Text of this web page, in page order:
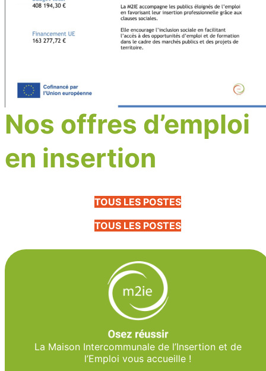
Nos offres d’emploi
en insertion
TOUS LES POSTES
TOUS LES POSTES
La Maison Intercommunale de l’Insertion et de
l’Emploi vous accueille !